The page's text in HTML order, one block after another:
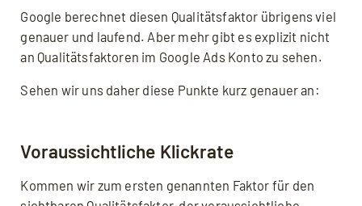
Google berechnet diesen Qualitätsfaktor übrigens viel
genauer und laufend. Aber mehr gibt es explizit nicht
an Qualitätsfaktoren im Google Ads Konto zu sehen.
Sehen wir uns daher diese Punkte kurz genauer an:
Voraussichtliche Klickrate
Kommen wir zum ersten genannten Faktor für den
Datenschutzerklärungakzeptieren.